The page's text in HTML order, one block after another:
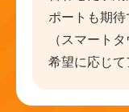
ポートも期待
（スマート
希望に応じて